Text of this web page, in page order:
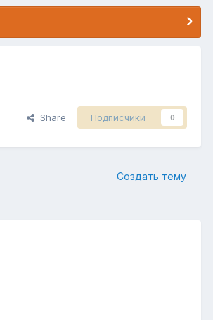
Share Подписчики 0
Создать тему